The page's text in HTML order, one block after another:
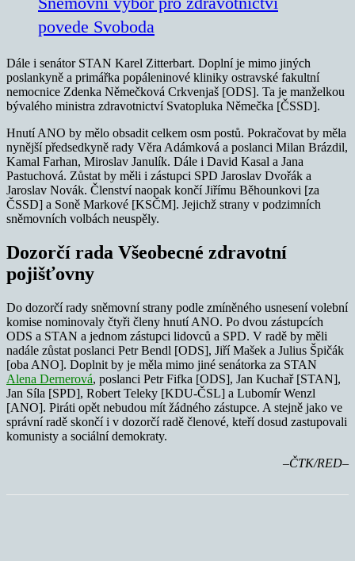
povede Svoboda
Dále i senátor STAN Karel Zitterbart. Doplní je mimo jiných
poslankyně a primářka popáleninové kliniky ostravské fakultní
nemocnice Zdenka Němečková Crkvenjaš [ODS]. Ta je manželkou
bývalého ministra zdravotnictví Svatopluka Němečka [ČSSD].
Hnutí ANO by mělo obsadit celkem osm postů. Pokračovat by měla
nynější předsedkyně rady Věra Adámková a poslanci Milan Brázdil,
Kamal Farhan, Miroslav Janulík. Dále i David Kasal a Jana
Pastuchová. Zůstat by měli i zástupci SPD Jaroslav Dvořák a
Jaroslav Novák. Členství naopak končí Jiřímu Běhounkovi [za
ČSSD] a Soně Markové [KSČM]. Jejichž strany v podzimních
sněmovních volbách neuspěly.
Dozorčí rada Všeobecné zdravotní
pojišťovny
Do dozorčí rady sněmovní strany podle zmíněného usnesení volební
komise nominovaly čtyři členy hnutí ANO. Po dvou zástupcích
ODS a STAN a jednom zástupci lidovců a SPD. V radě by měli
nadále zůstat poslanci Petr Bendl [ODS], Jiří Mašek a Julius Špičák
[oba ANO]. Doplnit by je měla mimo jiné senátorka za STAN
Alena Dernerová, poslanci Petr Fifka [ODS], Jan Kuchař [STAN],
Jan Síla [SPD], Robert Teleky [KDU-ČSL] a Lubomír Wenzl
[ANO]. Piráti opět nebudou mít žádného zástupce. A stejně jako ve
správní radě skončí i v dozorčí radě členové, kteří dosud zastupovali
komunisty a sociální demokraty.
–ČTK/RED–